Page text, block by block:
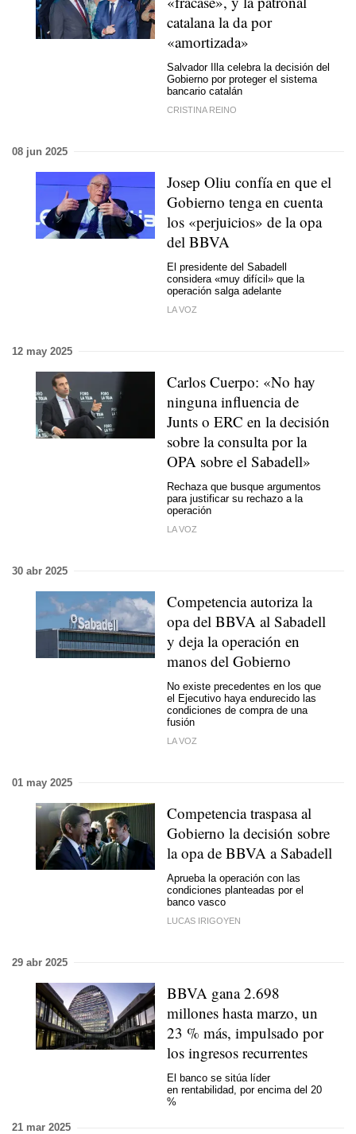
catalana la da por
«amortizada»
Salvador Illa celebra la decisión del
Gobierno por proteger el sistema
bancario catalán
CRISTINA REINO
08 jun 2025
Josep Oliu confía en que el
Gobierno tenga en cuenta
los «perjuicios» de la opa
del BBVA
El presidente del Sabadell
considera «muy difícil» que la
operación salga adelante
LA VOZ
12 may 2025
Carlos Cuerpo: «No hay
ninguna influencia de
Junts o ERC en la decisión
sobre la consulta por la
OPA sobre el Sabadell»
Rechaza que busque argumentos
para justificar su rechazo a la
operación
LA VOZ
30 abr 2025
Competencia autoriza la
opa del BBVA al Sabadell
y deja la operación en
manos del Gobierno
No existe precedentes en los que
el Ejecutivo haya endurecido las
condiciones de compra de una
fusión
LA VOZ
01 may 2025
Competencia traspasa al
Gobierno la decisión sobre
la opa de BBVA a Sabadell
Aprueba la operación con las
condiciones planteadas por el
banco vasco
LUCAS IRIGOYEN
29 abr 2025
BBVA gana 2.698
millones hasta marzo, un
23 % más, impulsado por
los ingresos recurrentes
El banco se sitúa líder
en rentabilidad, por encima del 20
%
21 mar 2025